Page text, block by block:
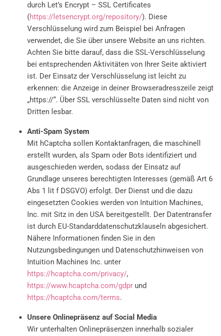
durch Let’s Encrypt – SSL Certificates
(https://letsencrypt.org/repository/). Diese
Verschlüsselung wird zum Beispiel bei Anfragen
verwendet, die Sie über unsere Website an uns richten.
Achten Sie bitte darauf, dass die SSL-Verschlüsselung
bei entsprechenden Aktivitäten von Ihrer Seite aktiviert
ist. Der Einsatz der Verschlüsselung ist leicht zu
erkennen: die Anzeige in deiner Browseradresszeile zeigt
„https://“. Über SSL verschlüsselte Daten sind nicht von
Dritten lesbar.
Anti-Spam System
Mit hCaptcha sollen Kontaktanfragen, die maschinell
erstellt wurden, als Spam oder Bots identifiziert und
ausgeschieden werden, sodass der Einsatz auf
Grundlage unseres berechtigten Interesses (gemäß Art 6
Abs 1 lit f DSGVO) erfolgt. Der Dienst und die dazu
eingesetzten Cookies werden von Intuition Machines,
Inc. mit Sitz in den USA bereitgestellt. Der Datentransfer
ist durch EU-Standarddatenschutzklauseln abgesichert.
Nähere Informationen finden Sie in den
Nutzungsbedingungen und Datenschutzhinweisen von
Intuition Machines Inc. unter
https://hcaptcha.com/privacy/,
https://www.hcaptcha.com/gdpr und
https://hcaptcha.com/terms.
Unsere Onlinepräsenz auf Social Media
Wir unterhalten Onlinepräsenzen innerhalb sozialer